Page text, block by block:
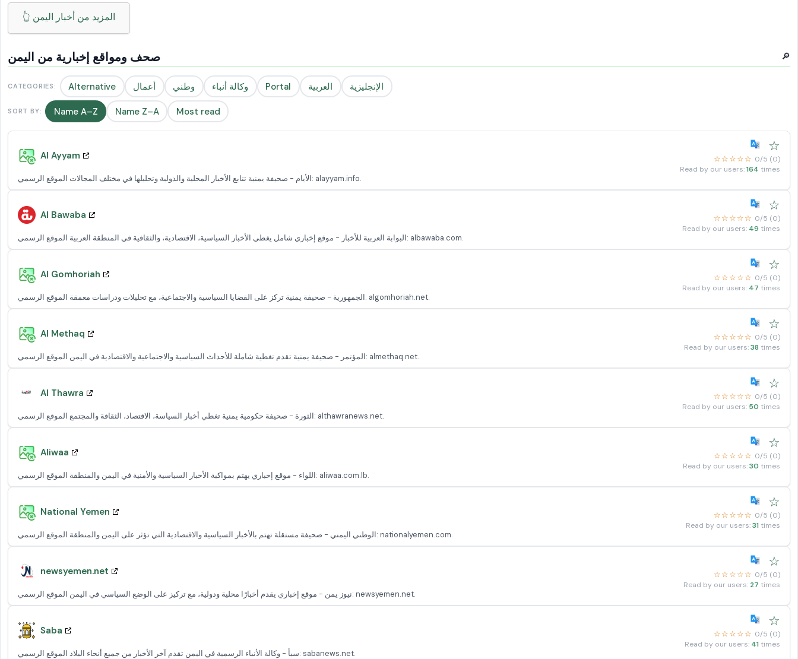
👆 المزيد من أخبار اليمن
صحف ومواقع إخبارية من اليمن 🔎
CATEGORIES: Alternative أعمال وطني وكالة أنباء Portal العربية الإنجليزية
SORT BY: Name A–Z Name Z–A Most read
Al Ayyam
☆
☆☆☆☆☆ 0/5 (0)
Read by our users:164 times
الأيام - صحيفة يمنية تتابع الأخبار المحلية والدولية وتحليلها في مختلف المجالات الموقع الرسمي: alayyam.info.
Al Bawaba
☆
☆☆☆☆☆ 0/5 (0)
Read by our users: 49 times
البوابة العربية للأخبار - موقع إخباري شامل يغطي الأخبار السياسية، الاقتصادية، والثقافية في المنطقة العربية الموقع الرسمي: albawaba.com.
Al Gomhoriah
☆
☆☆☆☆☆ 0/5 (0)
Read by our users: 47 times
الجمهورية - صحيفة يمنية تركز على القضايا السياسية والاجتماعية، مع تحليلات ودراسات معمقة الموقع الرسمي: algomhoriah.net.
Al Methaq
☆
☆☆☆☆☆ 0/5 (0)
Read by our users:38 times
المؤتمر - صحيفة يمنية تقدم تغطية شاملة للأحداث السياسية والاجتماعية والاقتصادية في اليمن الموقع الرسمي: almethaq.net.
Al Thawra
☆
☆☆☆☆☆ 0/5 (0)
Read by our users: 50 times
الثورة - صحيفة حكومية يمنية تغطي أخبار السياسة، الاقتصاد، الثقافة والمجتمع الموقع الرسمي: althawranews.net.
Aliwaa
☆
☆☆☆☆☆ 0/5 (0)
Read by our users:30 times
اللواء - موقع إخباري يهتم بمواكبة الأخبار السياسية والأمنية في اليمن والمنطقة الموقع الرسمي: aliwaa.com.lb.
National Yemen
☆
☆☆☆☆☆ 0/5 (0)
Read by our users:31 times
الوطني اليمني - صحيفة مستقلة تهتم بالأخبار السياسية والاقتصادية التي تؤثر على اليمن والمنطقة الموقع الرسمي: nationalyemen.com.
newsyemen.net
☆
☆☆☆☆☆ 0/5 (0)
Read by our users: 27 times
نيوز يمن - موقع إخباري يقدم أخبارًا محلية ودولية، مع تركيز على الوضع السياسي في اليمن الموقع الرسمي: newsyemen.net.
Saba
☆
☆☆☆☆☆ 0/5 (0)
Read by our users: 41 times
سبأ - وكالة الأنباء الرسمية في اليمن تقدم آخر الأخبار من جميع أنحاء البلاد الموقع الرسمي: sabanews.net.